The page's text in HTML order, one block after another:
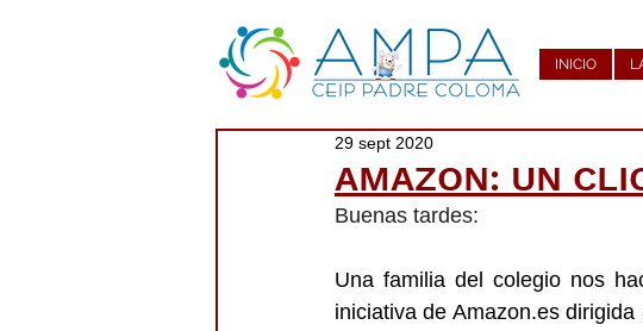
INICIO
AMAZON: UN
29 sept 2020
Buenas tardes:
Una familia del colegio nos
iniciativa de Amazon.es